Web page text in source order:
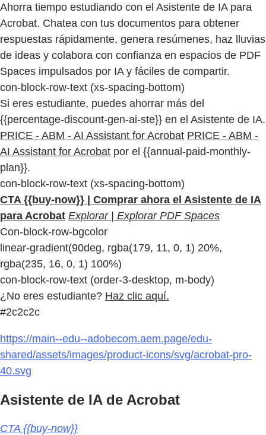
Ahorra tiempo estudiando con el Asistente de IA para
Acrobat. Chatea con tus documentos para obtener
respuestas rápidamente, genera resúmenes, haz lluvias
de ideas y colabora con confianza en espacios de PDF
Spaces impulsados por IA y fáciles de compartir.
con-block-row-text (xs-spacing-bottom)
Si eres estudiante, puedes ahorrar más del
{{percentage-discount-gen-ai-ste}} en el Asistente de IA.
PRICE - ABM - AI Assistant for Acrobat PRICE - ABM -
AI Assistant for Acrobat por el {{annual-paid-monthly-
plan}}.
con-block-row-text (xs-spacing-bottom)
CTA {{buy-now}} | Comprar ahora el Asistente de IA
para Acrobat Explorar | Explorar PDF Spaces
Con-block-row-bgcolor
linear-gradient(90deg, rgba(179, 11, 0, 1) 20%,
rgba(235, 16, 0, 1) 100%)
con-block-row-text (order-3-desktop, m-body)
¿No eres estudiante? Haz clic aquí.
#2c2c2c
https://main--edu--adobecom.aem.page/edu-
shared/assets/images/product-icons/svg/acrobat-pro-
40.svg
Asistente de IA de Acrobat
CTA {{buy-now}}